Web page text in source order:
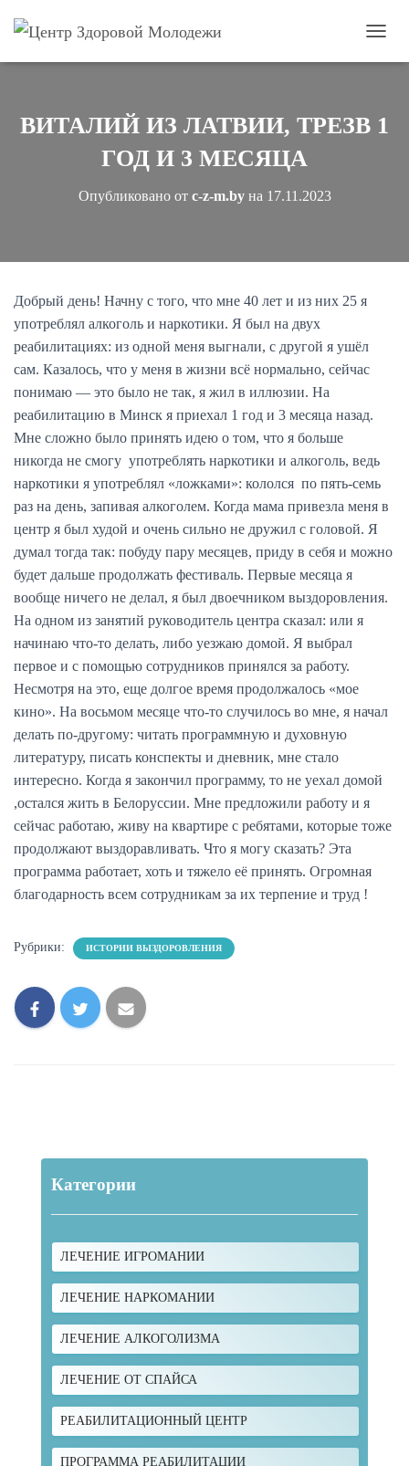
е
л
ВИТАЛИЙ ИЗ ЛАТВИИ, ТРЕЗВ 1
ГОД И 3 МЕСЯЦА
Опубликовано от c-z-m.byна 17.11.2023
Добрый день! Начну с того, что мне 40 лет и из них 25 я
употреблял алкоголь и наркотики. Я был на двух
реабилитациях: из одной меня выгнали, с другой я ушёл
сам. Казалось, что у меня в жизни всё нормально, сейчас
понимаю — это было не так, я жил в иллюзии. На
реабилитацию в Минск я приехал 1 год и 3 месяца назад.
Мне сложно было принять идею о том, что я больше
никогда не смогу употреблять наркотики и алкоголь, ведь
наркотики я употреблял «ложками»: кололся по пять-семь
раз на день, запивая алкоголем. Когда мама привезла меня в
центр я был худой и очень сильно не дружил с головой. Я
думал тогда так: побуду пару месяцев, приду в себя и можно
будет дальше продолжать фестиваль. Первые месяца я
вообще ничего не делал, я был двоечником выздоровления.
На одном из занятий руководитель центра сказал: или я
начинаю что-то делать, либо уезжаю домой. Я выбрал
первое и с помощью сотрудников принялся за работу.
Несмотря на это, еще долгое время продолжалось «мое
кино». На восьмом месяце что-то случилось во мне, я начал
делать по-другому: читать программную и духовную
литературу, писать конспекты и дневник, мне стало
интересно. Когда я закончил программу, то не уехал домой
,остался жить в Белоруссии. Мне предложили работу и я
сейчас работаю, живу на квартире с ребятами, которые тоже
продолжают выздоравливать. Что я могу сказать? Эта
программа работает, хоть и тяжело её принять. Огромная
благодарность всем сотрудникам за их терпение и труд !
Рубрики: ИСТОРИИ ВЫЗДОРОВЛЕНИЯ
Категории
ЛЕЧЕНИЕ ИГРОМАНИИ
ЛЕЧЕНИЕ НАРКОМАНИИ
ЛЕЧЕНИЕ АЛКОГОЛИЗМА
ЛЕЧЕНИЕ ОТ СПАЙСА
РЕАБИЛИТАЦИОННЫЙ ЦЕНТР
ПРОГРАММА РЕАБИЛИТАЦИИ